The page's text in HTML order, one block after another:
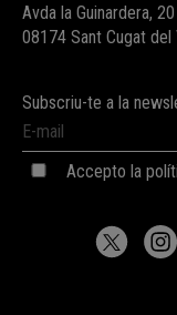
Avda la Guinardera, 20
08174 Sant Cugat del
Subscriu-te a la
Accepto la